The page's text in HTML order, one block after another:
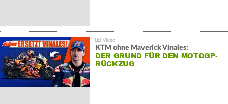
KTM ohne Maverick Vinales:
DER GRUND FÜR DEN MOTOGP-
RÜCKZUG